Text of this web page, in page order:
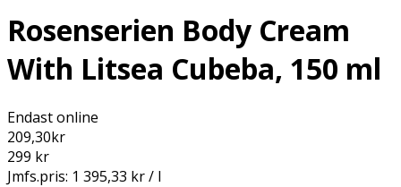
Rosenserien Body Cream
With Litsea Cubeba, 150 ml
Endast online
209,30kr
299 kr
Jmfs.pris: 1 395,33 kr / l